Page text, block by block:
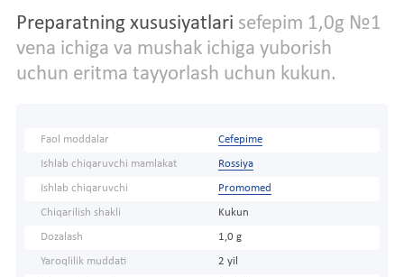
Preparatning xususiyatlari sefepim 1,0g №1
vena ichiga va mushak ichiga yuborish
uchun eritma tayyorlash uchun kukun.
Faol moddalar Cefepime
Ishlab chiqaruvchi mamlakat Rossiya
Ishlab chiqaruvchi Promomed
Chiqarilish shakli Kukun
Dozalash 1,0 g
Yaroqlilik muddati 2 yil